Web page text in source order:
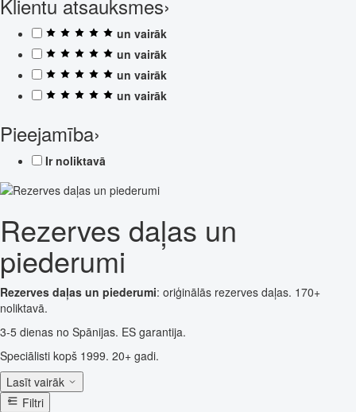
Klientu atsauksmes›
un vairāk
un vairāk
un vairāk
un vairāk
Pieejamība›
Ir noliktavā
Rezerves daļas un
piederumi
Rezerves daļas un piederumi: oriģinālās rezerves daļas. 170+
noliktavā.
3-5 dienas no Spānijas. ES garantija.
Speciālisti kopš 1999. 20+ gadi.
Lasīt vairāk
Filtri